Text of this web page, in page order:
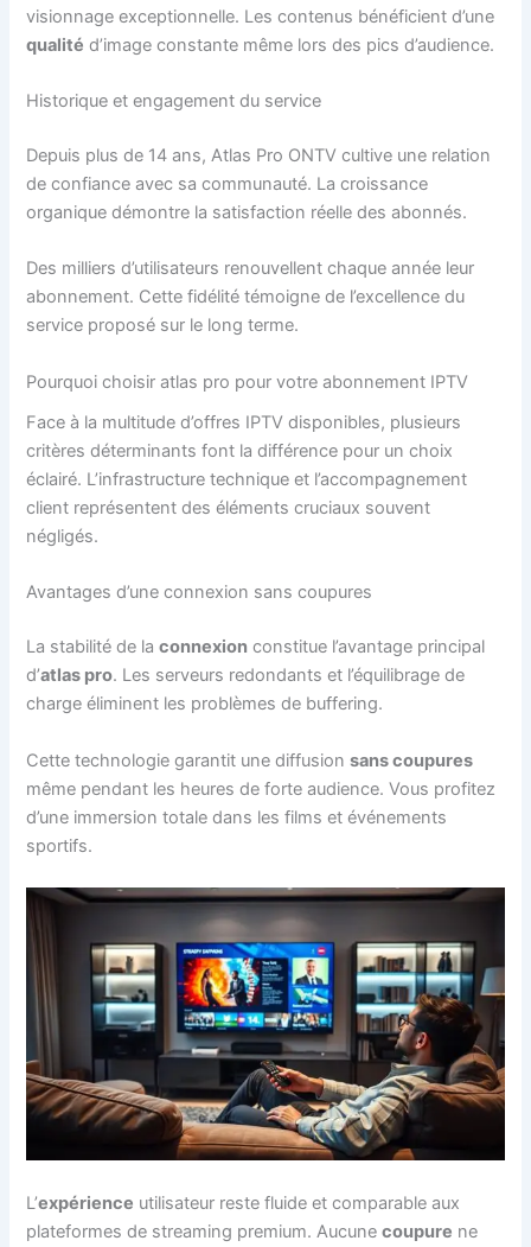
visionnage exceptionnelle. Les contenus bénéficient d’une
qualité d’image constante même lors des pics d’audience.
Historique et engagement du service
Depuis plus de 14 ans, Atlas Pro ONTV cultive une relation
de confiance avec sa communauté. La croissance
organique démontre la satisfaction réelle des abonnés.
Des milliers d’utilisateurs renouvellent chaque année leur
abonnement. Cette fidélité témoigne de l’excellence du
service proposé sur le long terme.
Pourquoi choisir atlas pro pour votre abonnement IPTV
Face à la multitude d’offres IPTV disponibles, plusieurs
critères déterminants font la différence pour un choix
éclairé. L’infrastructure technique et l’accompagnement
client représentent des éléments cruciaux souvent
négligés.
Avantages d’une connexion sans coupures
La stabilité de laconnexion constitue l’avantage principal
d’atlas pro. Les serveurs redondants et l’équilibrage de
charge éliminent les problèmes de buffering.
Cette technologie garantit une diffusionsans coupures
même pendant les heures de forte audience. Vous profitez
d’une immersion totale dans les films et événements
sportifs.
L’expérience utilisateur reste fluide et comparable aux
plateformes de streaming premium. Aucunecoupure ne